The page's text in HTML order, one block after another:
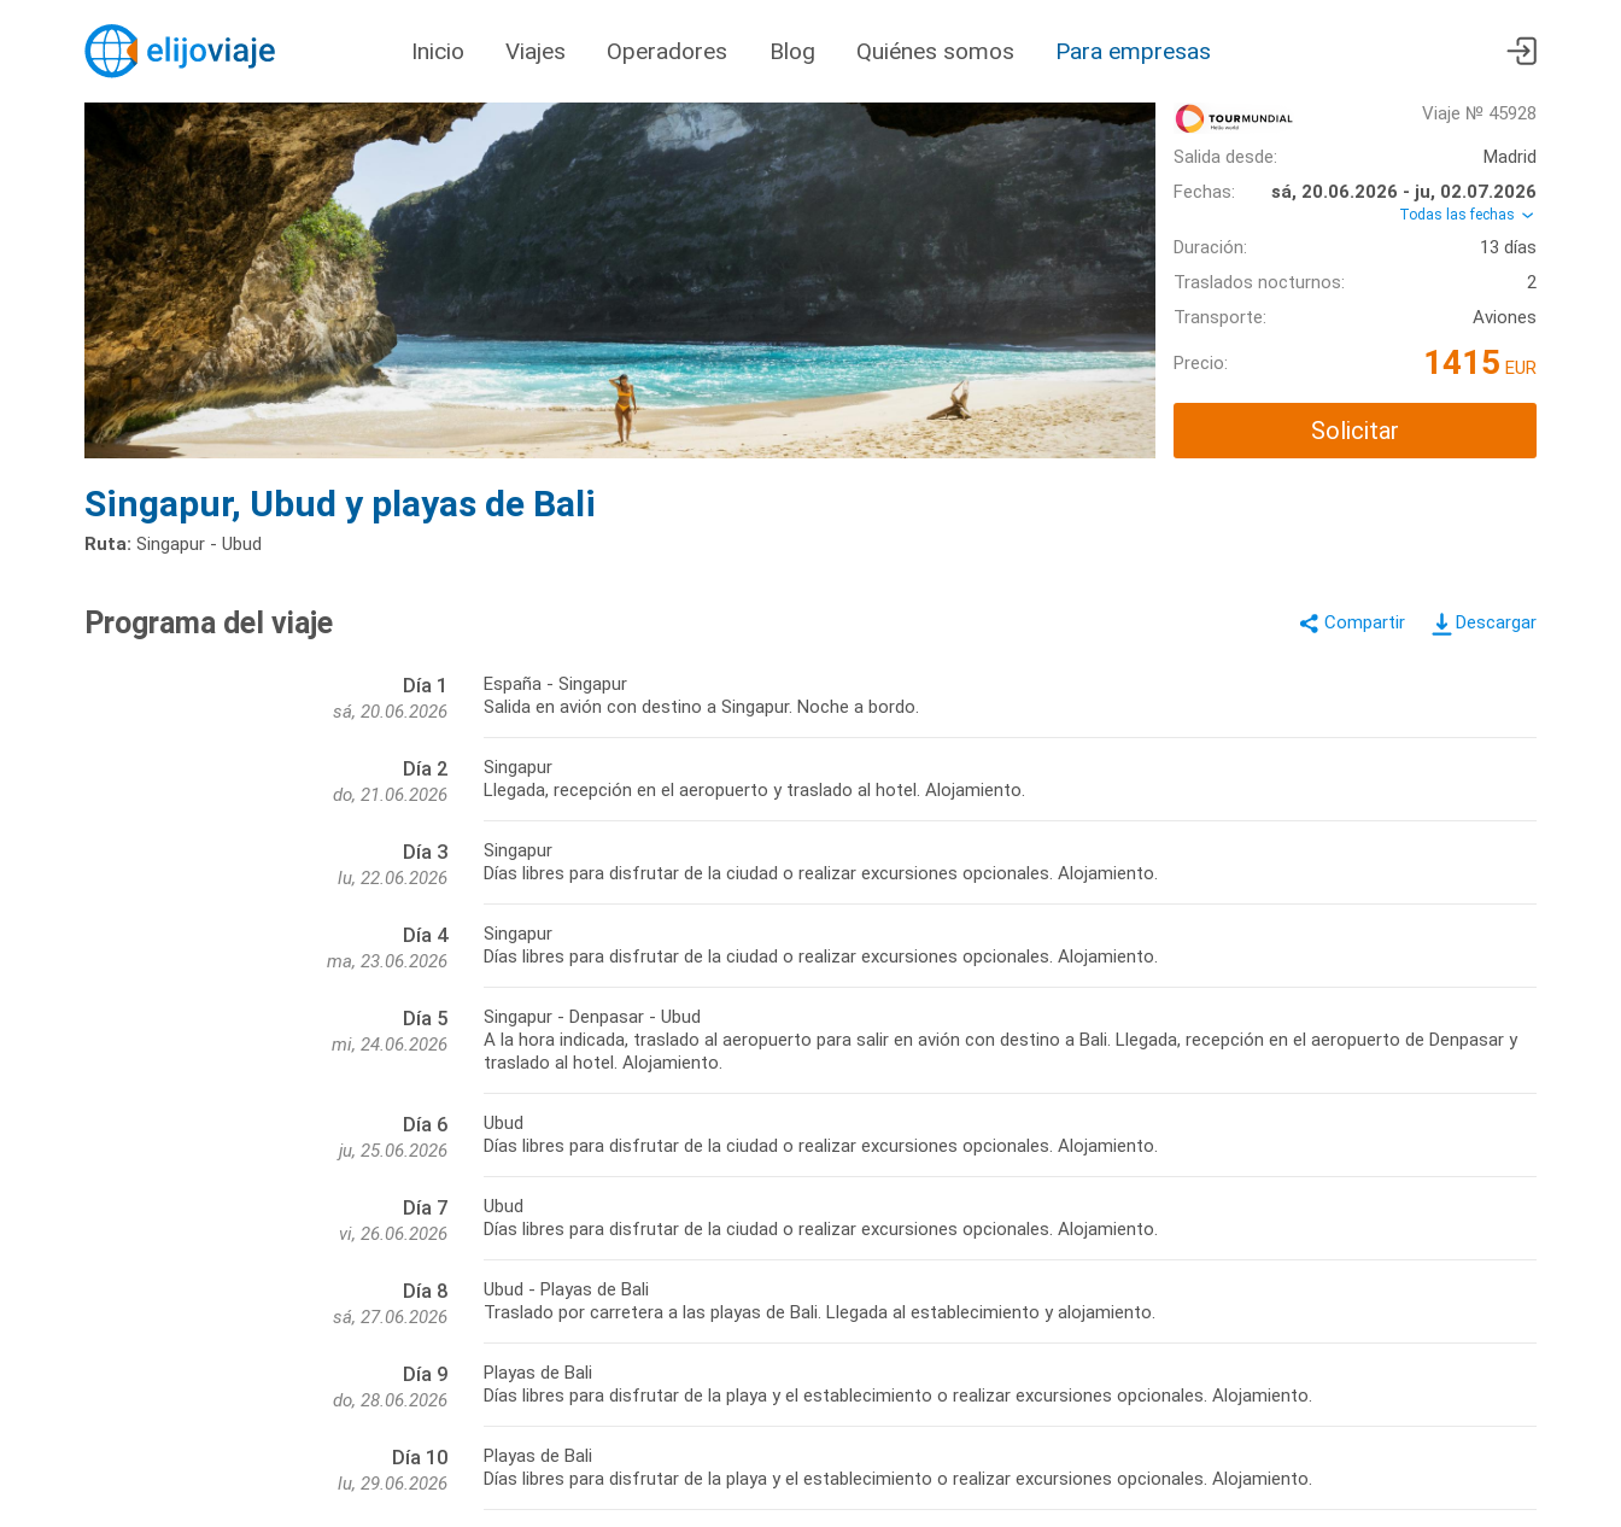
Inicio Viajes Operadores Blog Quiénes somos Para empresas
Viaje № 45928
Salida desde:
Madrid
Fechas:
sá, 20.06.2026 - ju, 02.07.2026
Todas las fechas
Duración:
13 días
Traslados nocturnos:
2
Transporte:
Aviones
Precio: 1415 EUR
Solicitar
Singapur, Ubud y playas de Bali
Ruta: Singapur - Ubud
Descargar
Programa del viaje
Día 1
sá, 20.06.2026
España - Singapur
Salida en avión con destino a Singapur. Noche a bordo.
Día 2
do, 21.06.2026
Singapur
Llegada, recepción en el aeropuerto y traslado al hotel. Alojamiento.
Día 3
lu, 22.06.2026
Singapur
Días libres para disfrutar de la ciudad o realizar excursiones opcionales. Alojamiento.
Día 4
ma, 23.06.2026
Singapur
Días libres para disfrutar de la ciudad o realizar excursiones opcionales. Alojamiento.
Día 5
mi, 24.06.2026
Singapur - Denpasar - Ubud
A la hora indicada, traslado al aeropuerto para salir en avión con destino a Bali. Llegada, recepción en el aeropuerto de Denpasar y
traslado al hotel. Alojamiento.
Día 6
ju, 25.06.2026
Ubud
Días libres para disfrutar de la ciudad o realizar excursiones opcionales. Alojamiento.
Día 7
vi, 26.06.2026
Ubud
Días libres para disfrutar de la ciudad o realizar excursiones opcionales. Alojamiento.
Día 8
sá, 27.06.2026
Ubud - Playas de Bali
Traslado por carretera a las playas de Bali. Llegada al establecimiento y alojamiento.
Día 9
do, 28.06.2026
Playas de Bali
Días libres para disfrutar de la playa y el establecimiento o realizar excursiones opcionales. Alojamiento.
Día 10
lu, 29.06.2026
Playas de Bali
Días libres para disfrutar de la playa y el establecimiento o realizar excursiones opcionales. Alojamiento.